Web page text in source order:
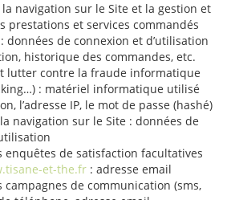
navigation sur le Site et la gestion et
prestations et services commandés
données de connexion et d’utilisation
historique des commandes, etc.
lutter contre la fraude informatique
: matériel informatique utilisé
l’adresse IP, le mot de passe (hashé)
navigation sur le Site : données de
enquêtes de satisfaction facultatives
et-the.fr : adresse email
campagnes de communication (sms,